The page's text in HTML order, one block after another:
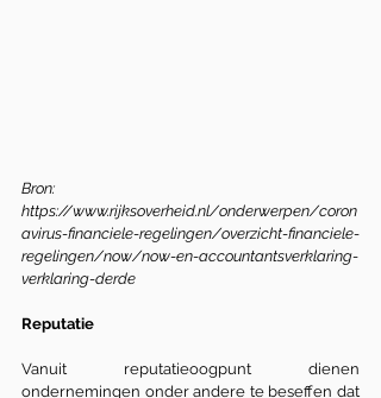
Bron:
https://www.rijksoverheid.nl/onderwerpen/coron
avirus-financiele-regelingen/overzicht-financiele-
regelingen/now/now-en-accountantsverklaring-
verklaring-derde
Reputatie
Vanuit reputatieoogpunt dienen
ondernemingen onder andere te beseffen dat